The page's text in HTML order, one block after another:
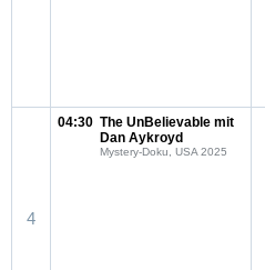
4
04:30 The UnBelievable mit
Dan Aykroyd
Mystery-Doku, USA 2025